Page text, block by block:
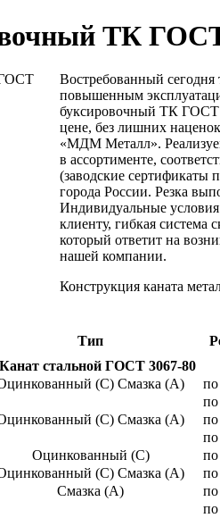
ТК
Востребованный сегодня
повышенным
буксировочный ТК ГОСТ
цене, без лишних
«МДМ Металл».
в ассортименте,
(заводские сертификаты
города России. Резка
Индивидуальные
клиенту, гибкая система
который ответит на
нашей компании.
Конструкция каната
Тип
Канат стальной ГОСТ 3067-80
(С) Смазка (А)
по
по
(С) Смазка (А)
по
по
Оцинкованный (С)
по
(С) Смазка (А)
по
Смазка (А)
по
по